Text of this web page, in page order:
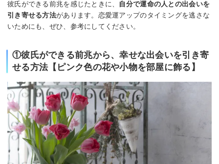
彼氏ができる前兆を感じたときに、 自分で運命の人との出会いを
引き寄せる方法があります。恋愛運アップのタイミングを逃さな
いためにも、ぜひ、参考にしてください。
①彼氏ができる前兆から、幸せな出会いを引き寄
せる方法【ピンク色の花や小物を部屋に飾る】